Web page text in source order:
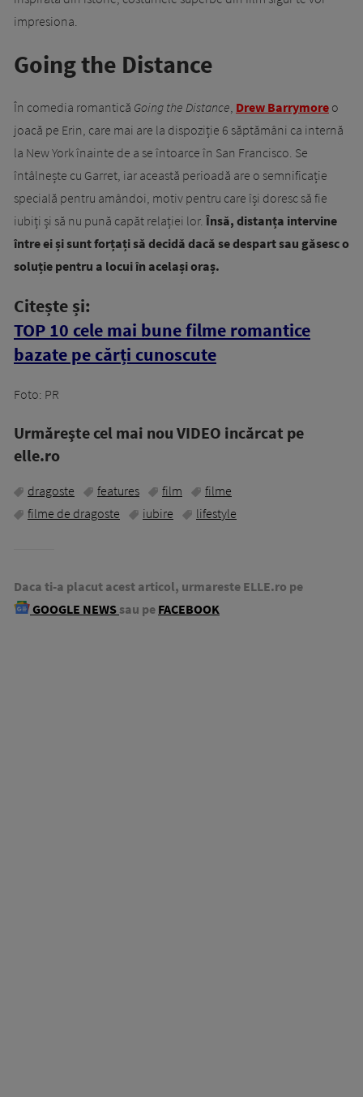
impresiona.
Going the Distance
În comedia romantică Going the Distance, Drew Barrymore o
joacă pe Erin, care mai are la dispoziție 6 săptămâni ca internă
la New York înainte de a se întoarce în San Francisco. Se
întâlnește cu Garret, iar această perioadă are o semnificație
specială pentru amândoi, motiv pentru care își doresc să fie
iubiți și să nu pună capăt relației lor. Însă, distanța intervine
între ei și sunt forțați să decidă dacă se despart sau găsesc o
soluție pentru a locui în același oraș.
Citește și:
TOP 10 cele mai bune filme romantice
bazate pe cărți cunoscute
Foto: PR
Urmăreşte cel mai nou VIDEO incărcat pe
elle.ro
dragoste features film
filme
filme de dragoste
iubire lifestyle
Daca ti-a placut acest articol, urmareste ELLE.ro pe
GOOGLE NEWS sau pe FACEBOOK